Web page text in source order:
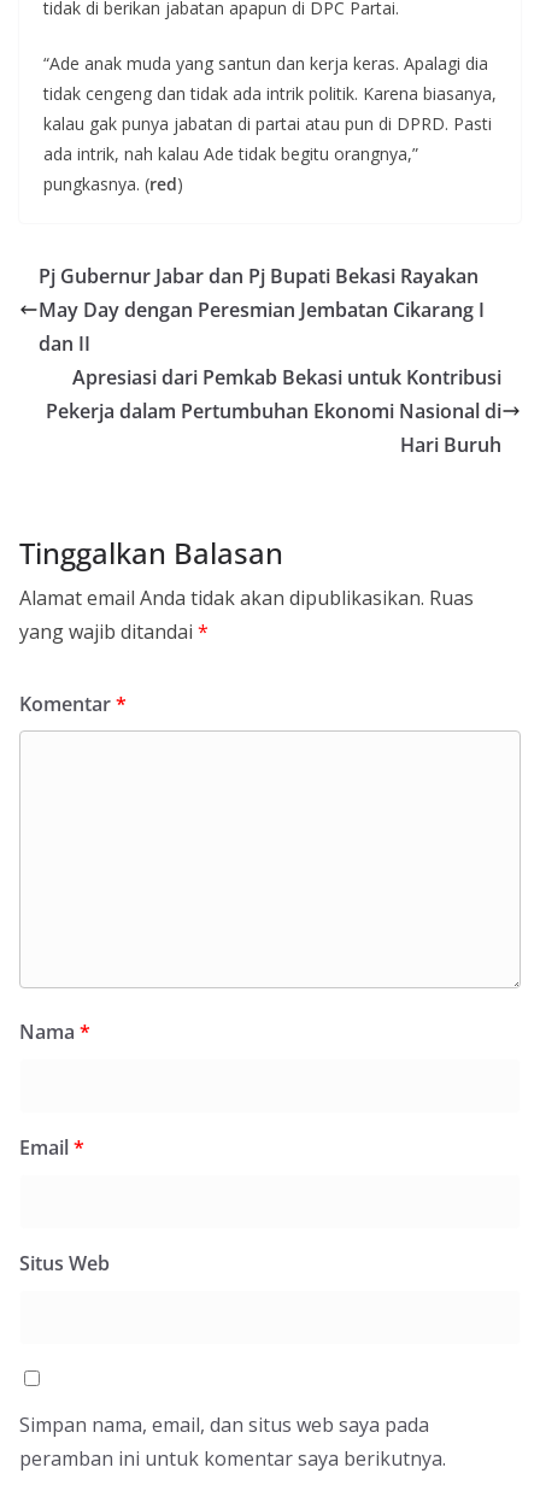
tidak di berikan jabatan apapun di DPC Partai.
“Ade anak muda yang santun dan kerja keras. Apalagi dia
tidak cengeng dan tidak ada intrik politik. Karena biasanya,
kalau gak punya jabatan di partai atau pun di DPRD. Pasti
ada intrik, nah kalau Ade tidak begitu orangnya,”
pungkasnya. (red)
Pj Gubernur Jabar dan Pj Bupati Bekasi Rayakan
May Day dengan Peresmian Jembatan Cikarang I
dan II
Apresiasi dari Pemkab Bekasi untuk Kontribusi
Pekerja dalam Pertumbuhan Ekonomi Nasional di
Hari Buruh
Tinggalkan Balasan
Alamat email Anda tidak akan dipublikasikan. Ruas
yang wajib ditandai *
Komentar*
Nama *
Email*
Situs Web
Simpan nama, email, dan situs web saya pada
peramban ini untuk komentar saya berikutnya.